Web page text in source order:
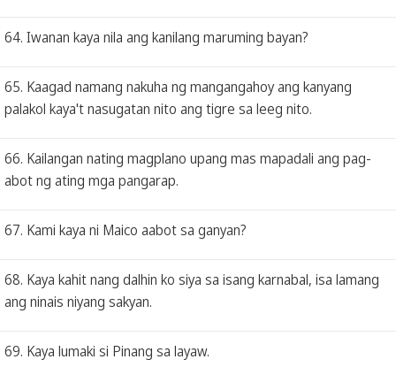
64. Iwanan kaya nila ang kanilang maruming bayan?
65. Kaagad namang nakuha ng mangangahoy ang kanyang
palakol kaya't nasugatan nito ang tigre sa leeg nito.
66. Kailangan nating magplano upang mas mapadali ang pag-
abot ng ating mga pangarap.
67. Kami kaya ni Maico aabot sa ganyan?
68. Kaya kahit nang dalhin ko siya sa isang karnabal, isa lamang
ang ninais niyang sakyan.
69. Kaya lumaki si Pinang sa layaw.